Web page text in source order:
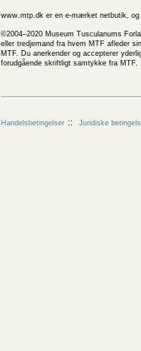
www.mtp.dk er en e-mærket netbutik,
©2004–2020 Museum Tusculanums
eller tredjemand fra hvem MTF afleder
MTF. Du anerkender og accepterer
forudgående skriftligt samtykke fra MTF.
Handelsbetingelser Juridiske